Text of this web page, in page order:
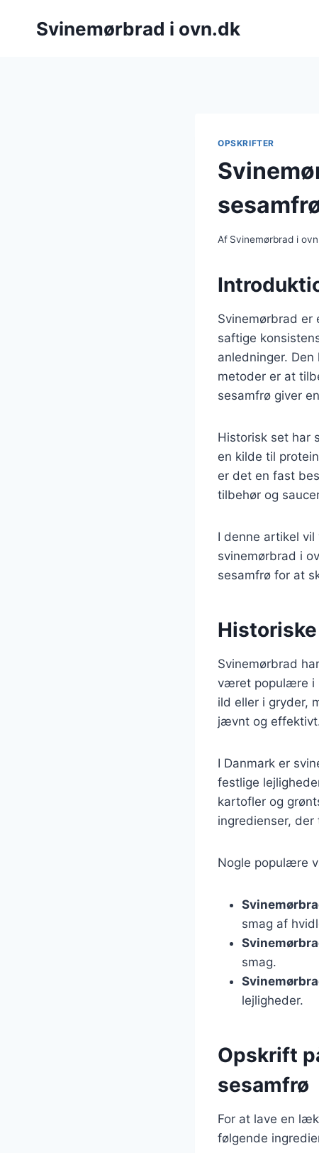
Svinemørbrad i ovn.dk
OPSKRIFTER
Af Svinemørbrad i ovn
Svinemørbrad
saftige
anledninger.
metoder er at
sesamfrø giver
Historisk set har
en kilde til
er det en fast
tilbehør og
I denne artikel
svinemørbrad i
sesamfrø for at
Svinemørbrad
været populære i
ild eller i gryder,
jævnt og
I Danmark er
festlige
kartofler og
ingredienser, der
Nogle populære
smag af
smag.
lejligheder.
Opskrift
sesamfrø
For at lave en
følgende